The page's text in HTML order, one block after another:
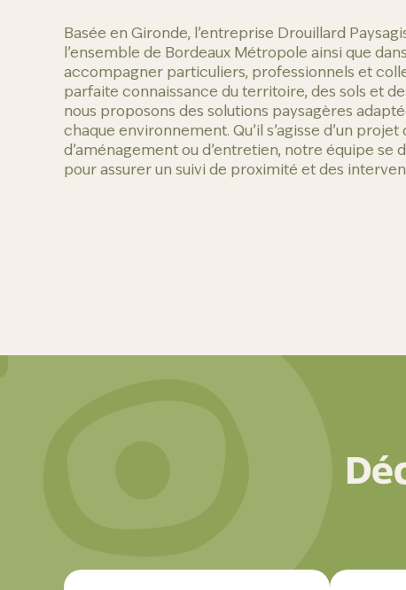
Basée en Gironde, l’entreprise Drouillard
l’ensemble de Bordeaux Métropole ainsi que
accompagner particuliers, professionnels et
parfaite connaissance du territoire, des sols et
nous proposons des solutions paysagères
chaque environnement. Qu’il s’agisse d’un
d’aménagement ou d’entretien, notre équipe se
pour assurer un suivi de proximité et des